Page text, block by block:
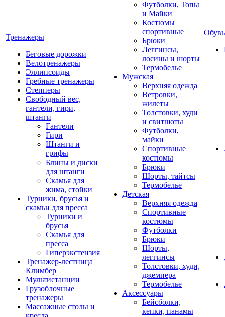
Тренажеры
Беговые дорожки
Велотренажеры
Эллипсоиды
Гребные тренажеры
Степперы
Свободный вес,
гантели, гири,
штанги
Гантели
Гири
Штанги и
грифы
Блины и диски
для штанги
Скамья для
жима, стойки
Турники, брусья и
скамьи для пресса
Турники и
брусья
Скамья для
пресса
Гиперэкстензия
Тренажер-лестница
Климбер
Мультистанции
Грузоблочные
тренажеры
Массажные столы и
Футболки, Топы
и Майки
Костюмы
спортивные
Брюки
Леггинсы,
лосины и шорты
Термобелье
Мужская
Верхняя одежда
Ветровки,
жилеты
Толстовки, худи
и свитшоты
Футболки,
майки
Спортивные
костюмы
Брюки
Шорты, тайтсы
Термобелье
Детская
Верхняя одежда
Спортивные
костюмы
Футболки
Брюки
Шорты,
леггинсы
Толстовки, худи,
джемпера
Термобелье
Аксессуары
Бейсболки,
кепки, панамы
Обувь